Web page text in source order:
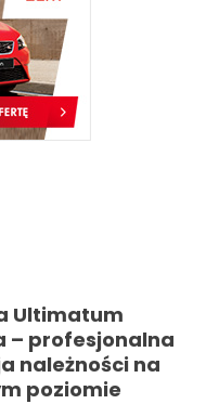
Ultimatum
– profesjonalna
należności na
poziomie